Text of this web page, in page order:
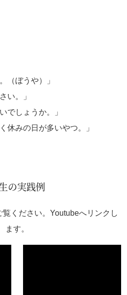
（ぼうや）」
い。」
でしょうか。」
休みの日が多いやつ。」
の実践例
ください。Youtubeへリンクし
ます。